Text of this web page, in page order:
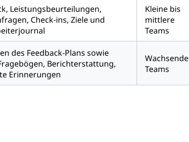
Leistungsbeurteilungen,
Check-ins, Ziele und
Kleine bis
mittlere
Teams
des Feedback-Plans sowie
Berichterstattung,
Erinnerungen
Wachsende
Teams